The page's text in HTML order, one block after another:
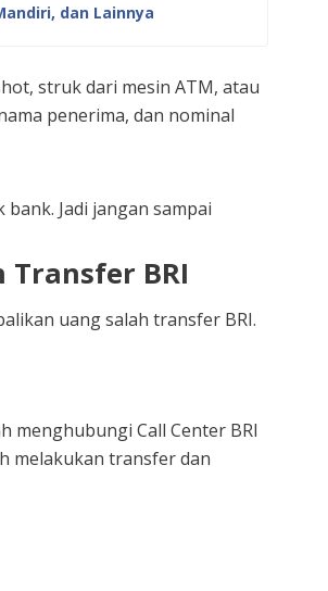
dan Lainnya
struk dari mesin ATM, atau
penerima, dan nominal
Jadi jangan sampai
Transfer BRI
uang salah transfer BRI.
menghubungi Call Center BRI
melakukan transfer dan